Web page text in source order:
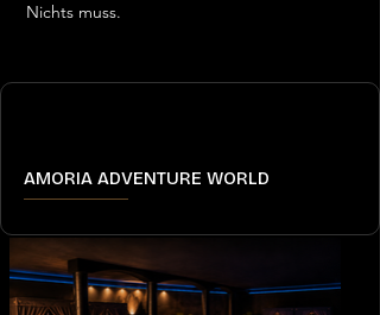
Nichts muss.
AMORIA ADVENTURE WORLD